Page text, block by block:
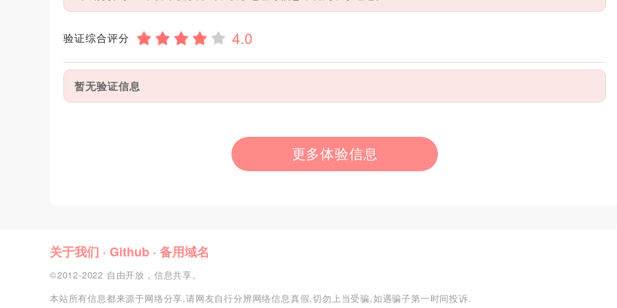
验证综合评分
暂无验证信息
更多体验信息
关于我们 · Github · 备用域名
©2012-2022 自由开放，信息共享。
本站所有信息都来源于网络分享,请网友自行分辨网络信息真假,切勿上当受骗,如遇骗子第一时间投诉.